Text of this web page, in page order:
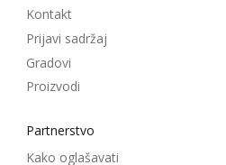
Kontakt
Prijavi sadržaj
Gradovi
Proizvodi
Partnerstvo
Kako oglašavati